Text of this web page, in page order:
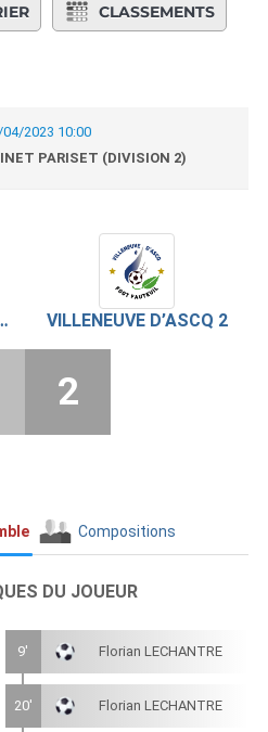
CLASSEMENTS
2023 10:00
PARISET (DIVISION 2)
FAUTEUIL VILLENEUVE D’ASCQ 2
2
Compositions
DU JOUEUR
9' Florian LECHANTRE
20' Florian LECHANTRE